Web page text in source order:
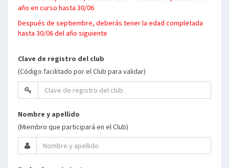
año en curso hasta 30/06
Después de septiembre, deberás tener la edad completada
hasta 30/06 del año siguiente
Clave de registro del club
(Código facilitado por el Club para validar)
Nombre y apellido
(Miembro que participará en el Club)